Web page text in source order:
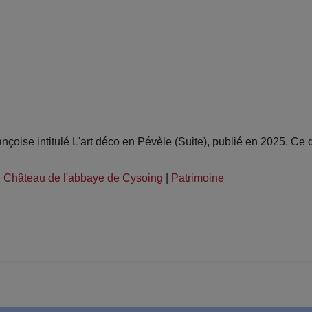
intitulé L'art déco en Pévèle (Suite), publié en 2025. Ce
Château de l'abbaye de Cysoing
Patrimoine